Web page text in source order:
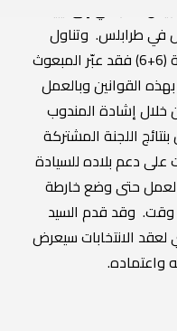
الفرنسي إلى ليبيا
في طرابلس. وتناول
اللقاء نتائج أعمال اللّجنة المشتركة (6+6) فقد عبّر المبعوث
القوانين وبالعمل
خلال إشادة المندوب
اللجنة المشتركة
دعم بلاده للسيادة
العمل حتى وضع خارطة
وقت. وقد قدم السيد
الانتخابات سيعرض
واعتماده.